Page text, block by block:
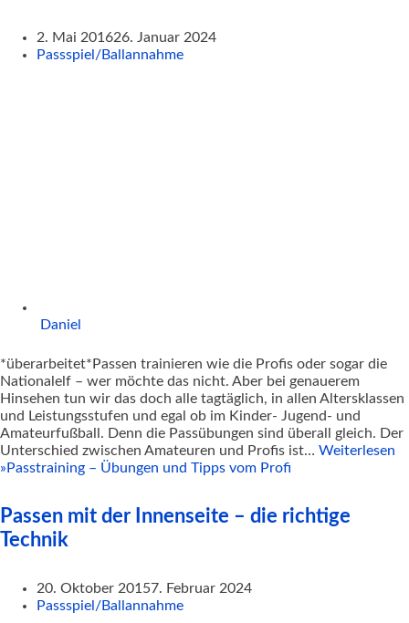
2. Mai 201626. Januar 2024
Passspiel/Ballannahme
Daniel
*überarbeitet*Passen trainieren wie die Profis oder sogar die
Nationalelf – wer möchte das nicht. Aber bei genauerem
Hinsehen tun wir das doch alle tagtäglich, in allen Altersklassen
und Leistungsstufen und egal ob im Kinder- Jugend- und
Amateurfußball. Denn die Passübungen sind überall gleich. Der
Unterschied zwischen Amateuren und Profis ist… Weiterlesen
» Passtraining – Übungen und Tipps vom Profi
Passen mit der Innenseite – die richtige
Technik
20. Oktober 20157. Februar 2024
Passspiel/Ballannahme